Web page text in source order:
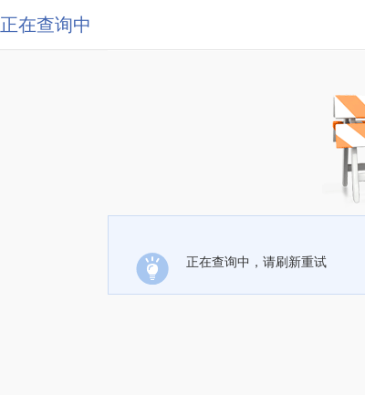
正在查询中
正在查询中，请刷新重试